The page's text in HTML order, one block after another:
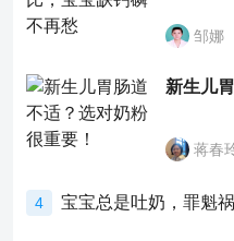
邹娜
新生儿
蒋春
4 宝宝总是吐奶，罪魁